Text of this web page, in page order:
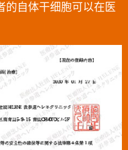
的自体干细胞可以在医